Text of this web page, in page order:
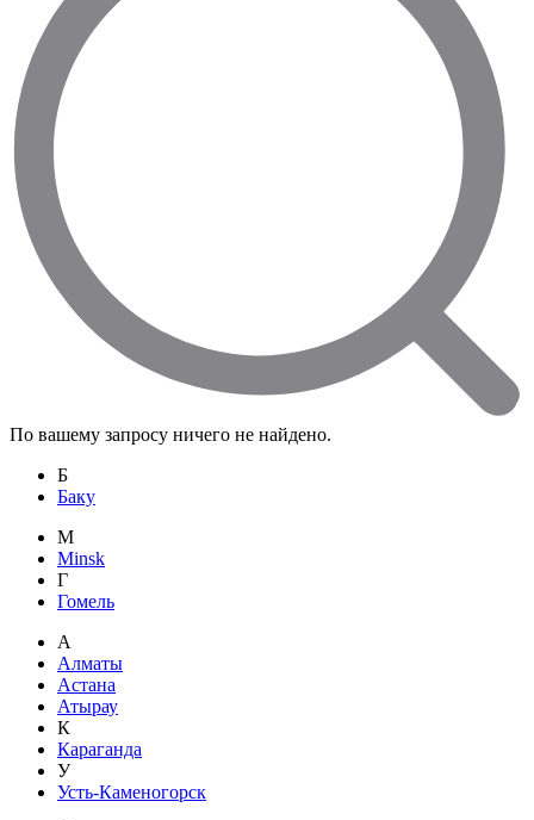
По вашему запросу ничего не найдено.
Б
Баку
M
Minsk
Г
Гомель
А
Алматы
Астана
Атырау
К
Караганда
У
Усть-Каменогорск